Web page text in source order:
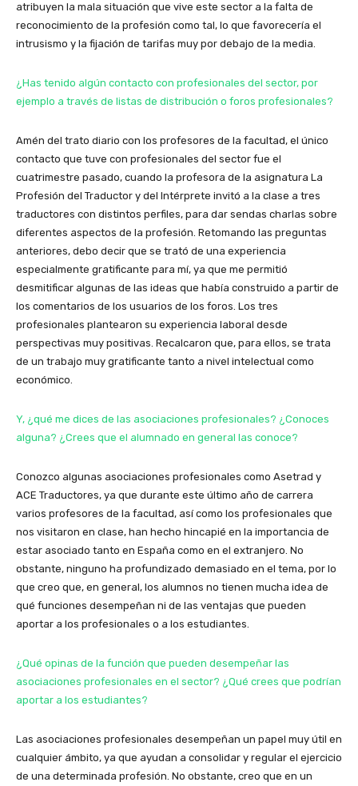
atribuyen la mala situación que vive este sector a la falta de
reconocimiento de la profesión como tal, lo que favorecería el
intrusismo y la fijación de tarifas muy por debajo de la media.
¿Has tenido algún contacto con profesionales del sector, por
ejemplo a través de listas de distribución o foros profesionales?
Amén del trato diario con los profesores de la facultad, el único
contacto que tuve con profesionales del sector fue el
cuatrimestre pasado, cuando la profesora de la asignatura La
Profesión del Traductor y del Intérprete invitó a la clase a tres
traductores con distintos perfiles, para dar sendas charlas sobre
diferentes aspectos de la profesión. Retomando las preguntas
anteriores, debo decir que se trató de una experiencia
especialmente gratificante para mí, ya que me permitió
desmitificar algunas de las ideas que había construido a partir de
los comentarios de los usuarios de los foros. Los tres
profesionales plantearon su experiencia laboral desde
perspectivas muy positivas. Recalcaron que, para ellos, se trata
de un trabajo muy gratificante tanto a nivel intelectual como
económico.
Y, ¿qué me dices de las asociaciones profesionales? ¿Conoces
alguna? ¿Crees que el alumnado en general las conoce?
Conozco algunas asociaciones profesionales como Asetrad y
ACE Traductores, ya que durante este último año de carrera
varios profesores de la facultad, así como los profesionales que
nos visitaron en clase, han hecho hincapié en la importancia de
estar asociado tanto en España como en el extranjero. No
obstante, ninguno ha profundizado demasiado en el tema, por lo
que creo que, en general, los alumnos no tienen mucha idea de
qué funciones desempeñan ni de las ventajas que pueden
aportar a los profesionales o a los estudiantes.
¿Qué opinas de la función que pueden desempeñar las
asociaciones profesionales en el sector? ¿Qué crees que podrían
aportar a los estudiantes?
Las asociaciones profesionales desempeñan un papel muy útil en
cualquier ámbito, ya que ayudan a consolidar y regular el ejercicio
de una determinada profesión. No obstante, creo que en un